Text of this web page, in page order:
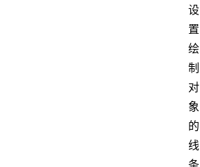
设
置
绘
制
对
象
的
线
条